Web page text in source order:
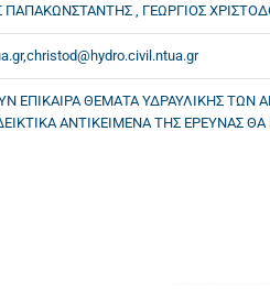
ΠΑΠΑΚΩΝΣΤΑΝΤΗΣ , ΓΕΩΡΓΙΟΣ
ΕΠΙΚΑΙΡΑ ΘΕΜΑΤΑ ΥΔΡΑΥΛΙΚΗΣ ΤΩΝ
ΑΝΤΙΚΕΙΜΕΝΑ ΤΗΣ ΕΡΕΥΝΑΣ